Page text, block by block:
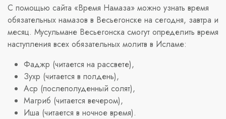
С помощью сайта «Время Намаза» можно узнать время
обязательных намазов в Весьегонске на сегодня, завтра и
месяц. Мусульмане Весьегонска смогут определить время
наступления всех обязательных молитв в Исламе:
Фаджр (читается на рассвете),
Зухр (читается в полдень),
Аср (послеполуденный солят),
Магриб (читается вечером),
Иша (читается в ночное время).